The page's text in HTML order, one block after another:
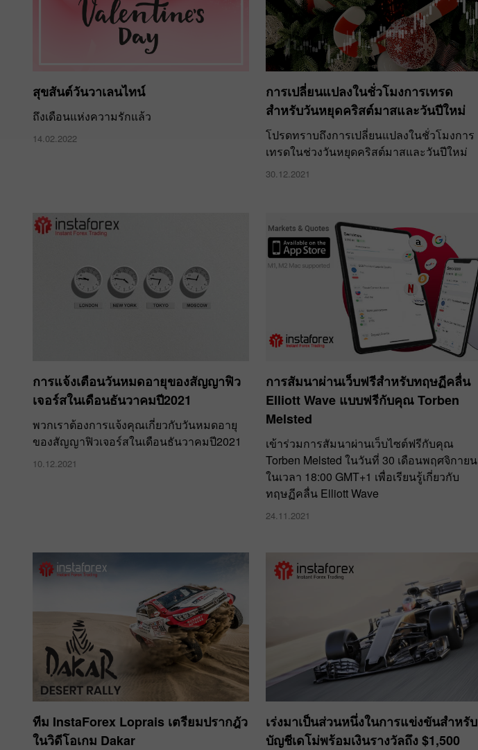
สุขสันต์วันวาเลนไทน์
ถึงเดือนแห่งความรักแล้ว
14.02.2022
การเปลี่ยนแปลงในชั่วโมงการเทรด
สำหรับวันหยุดคริสต์มาสและวันปีใหม่
โปรดทราบถึงการเปลี่ยนแปลงในชั่วโมงการ
เทรดในช่วงวันหยุดคริสต์มาสและวันปีใหม่
30.12.2021
การแจ้งเตือนวันหมดอายุของสัญญาฟิว
เจอร์สในเดือนธันวาคมปี2021
พวกเราต้องการแจ้งคุณเกี่ยวกับวันหมดอายุ
ของสัญญาฟิวเจอร์สในเดือนธันวาคมปี2021
10.12.2021
การสัมนาผ่านเว็บฟรีสำหรับทฤษฏีคลื่น
Elliott Wave แบบฟรีกับคุณ Torben
Melsted
เข้าร่วมการสัมนาผ่านเว็บไซต์ฟรีกับคุณ
Torben Melsted ในวันที่ 30 เดือนพฤศจิกายน
ในเวลา 18:00 GMT+1 เพื่อเรียนรู้เกี่ยวกับ
ทฤษฏีคลื่น Elliott Wave
24.11.2021
ทีม InstaForex Loprais เตรียมปรากฎัว
ในวิดีโอเกม Dakar
เร่งมาเป็นส่วนหนึ่งในการแข่งขันสำหรับ
บัญชีเดโม่พร้อมเงินรางวัลถึง $1,500